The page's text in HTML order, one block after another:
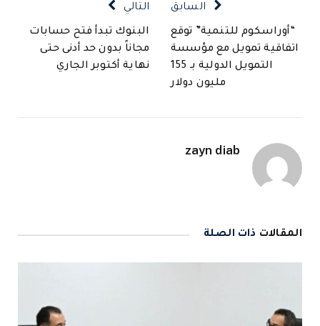
السابق
“أوراسكوم للتنمية” توقع
اتفاقية تمويل مع مؤسسة
التمويل الدولية بـ 155
مليون دولار
التالي
البنوك تبدأ فتح حسابات
مجاناً بدون حد أدنى حتى
نهاية أكتوبر الجاري
zayn diab
المقالات ذات الصلة